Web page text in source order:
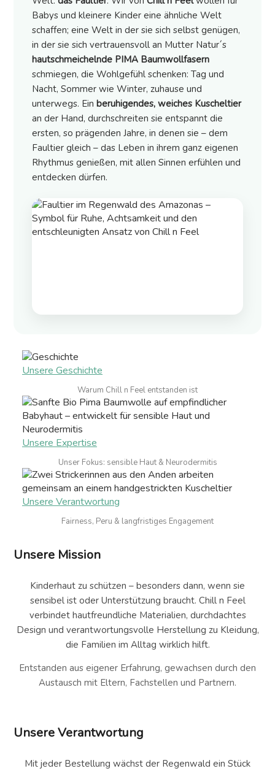
Babys und kleinere Kinder eine ähnliche Welt
schaffen; eine Welt in der sie sich selbst genügen,
in der sie sich vertrauensvoll an Mutter Natur´s
hautschmeichelnde PIMA Baumwollfasern
schmiegen, die Wohlgefühl schenken: Tag und
Nacht, Sommer wie Winter, zuhause und
unterwegs. Ein beruhigendes, weiches Kuscheltier
an der Hand, durchschreiten sie entspannt die
ersten, so prägenden Jahre, in denen sie – dem
Faultier gleich – das Leben in ihrem ganz eigenen
Rhythmus genießen, mit allen Sinnen erfühlen und
entdecken dürfen.
Unsere Geschichte
Warum Chill n Feel entstanden ist
Unsere Expertise
Unser Fokus: sensible Haut & Neurodermitis
Unsere Verantwortung
Fairness, Peru & langfristiges Engagement
Unsere Mission
Kinderhaut zu schützen – besonders dann, wenn sie
sensibel ist oder Unterstützung braucht. Chill n Feel
verbindet hautfreundliche Materialien, durchdachtes
Design und verantwortungsvolle Herstellung zu Kleidung,
die Familien im Alltag wirklich hilft.
Entstanden aus eigener Erfahrung, gewachsen durch den
Austausch mit Eltern, Fachstellen und Partnern.
Unsere Verantwortung
Mit jeder Bestellung wächst der Regenwald ein Stück